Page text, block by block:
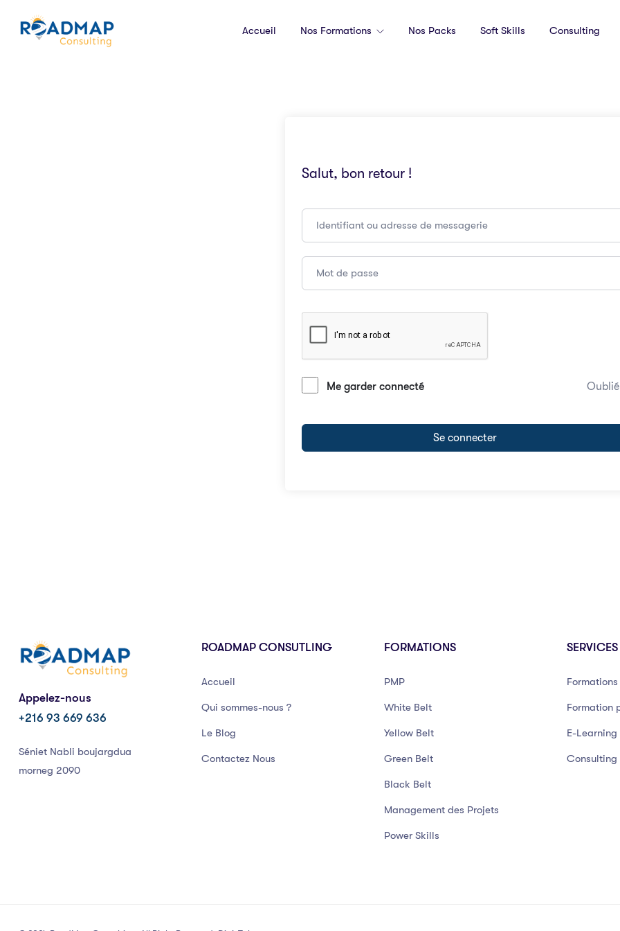
Accueil Nos Formations Nos Packs Soft Skills Consulting
Salut, bon retour !
Me garder connecté
Se connecter
Appelez-nous
+216 93 669 636
Séniet Nabli boujargdua
morneg 2090
ROADMAP CONSUTLING
Accueil
Qui sommes-nous ?
Le Blog
Contactez Nous
FORMATIONS
PMP
White Belt
Yellow Belt
Green Belt
Black Belt
Management des Projets
Power Skills
SERVICES
Formation
E-Learning
Consulting